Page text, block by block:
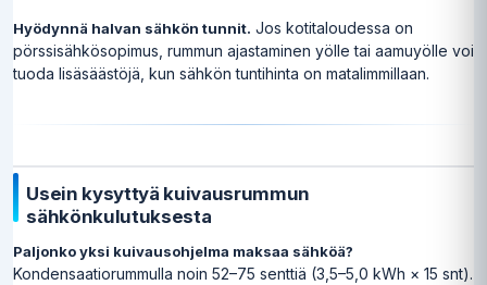
Hyödynnä halvan sähkön tunnit. Jos kotitaloudessa on
pörssisähkösopimus, rummun ajastaminen yölle tai aamuyölle voi
tuoda lisäsäästöjä, kun sähkön tuntihinta on matalimmillaan.
Usein kysyttyä kuivausrummun
sähkönkulutuksesta
Paljonko yksi kuivausohjelma maksaa sähköä?
Kondensaatiorummulla noin 52–75 senttiä (3,5–5,0 kWh × 15 snt).